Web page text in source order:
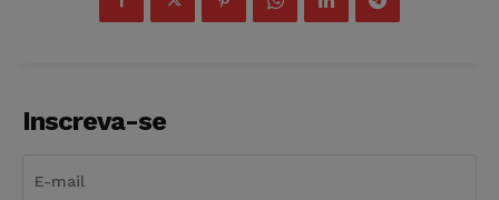
Inscreva-se